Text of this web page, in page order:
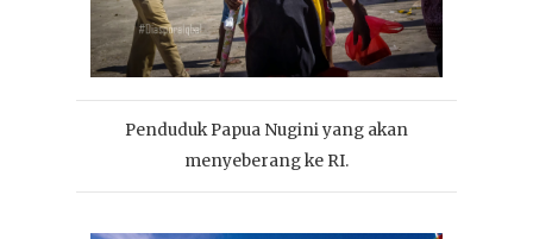
Penduduk Papua Nugini yang akan
menyeberang ke RI.